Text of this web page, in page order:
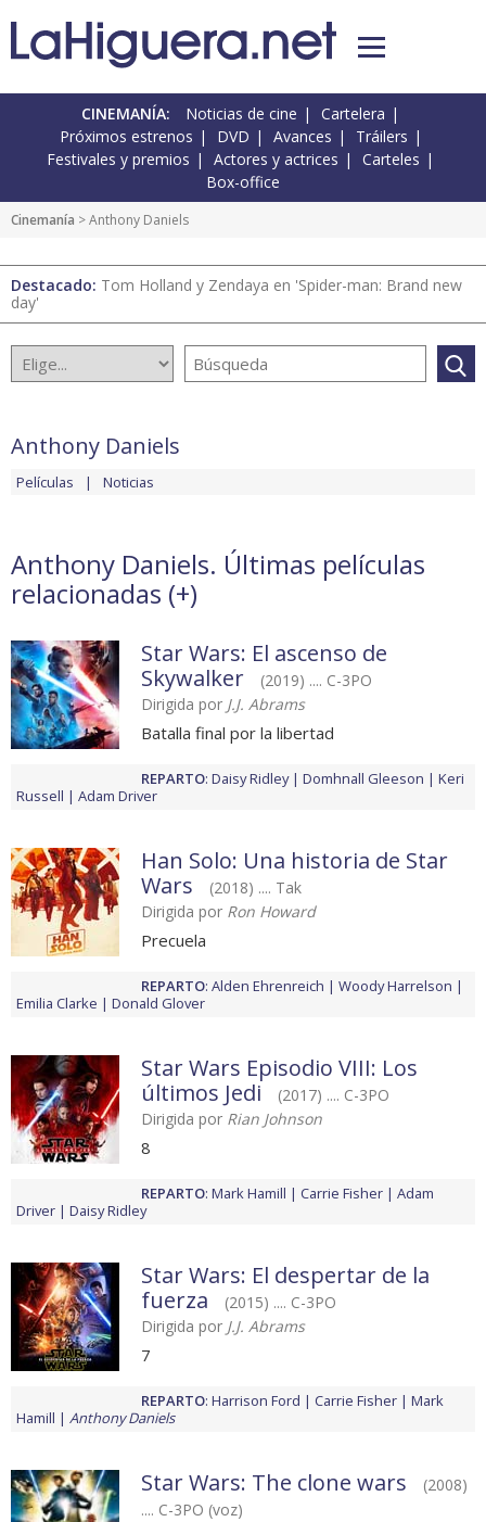
CINEMANÍA: Noticias de cine
Cartelera
Próximos estrenos
DVD Avances
Tráilers
Festivales y premios
Actores y actrices
Carteles
Box-office
Cinemanía > Anthony Daniels
Destacado: Tom Holland y Zendaya en 'Spider-man: Brand new
day'
Anthony Daniels
Películas Noticias
Anthony Daniels. Últimas películas
relacionadas (+)
Star Wars: El ascenso de
Skywalker
(2019) .... C-3PO
Dirigida por J.J. Abrams
Batalla final por la libertad
REPARTO: Daisy Ridley Domhnall Gleeson
Keri
Russell
Adam Driver
Han Solo: Una historia de Star
Wars
(2018) .... Tak
Dirigida por Ron Howard
Precuela
REPARTO: Alden Ehrenreich
Woody Harrelson
Emilia Clarke
Donald Glover
Star Wars Episodio VIII: Los
últimos Jedi
(2017) .... C-3PO
Dirigida por Rian Johnson
8
REPARTO: Mark Hamill Carrie Fisher
Adam
Driver
Daisy Ridley
Star Wars: El despertar de la
fuerza
(2015) .... C-3PO
Dirigida por J.J. Abrams
7
REPARTO: Harrison Ford Carrie Fisher
Mark
Hamill
Anthony Daniels
Star Wars: The clone wars
(2008)
.... C-3PO (voz)